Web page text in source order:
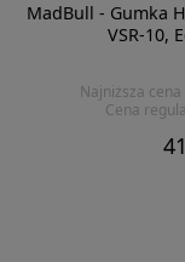
MadBull - Gumka
VSR-10,
Najniższa cena
Cena